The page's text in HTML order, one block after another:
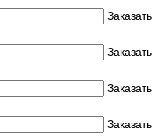
Заказать
Заказать
Заказать
Заказать